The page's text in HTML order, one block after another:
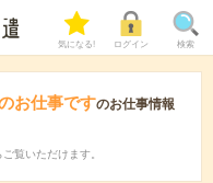
気になる! ログイン 検索
お仕事ですのお仕事情報
ご覧いただけます。